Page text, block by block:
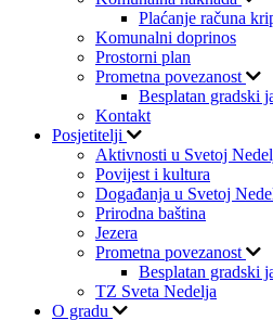
Plaćanje računa
Komunalni doprinos
Prostorni plan
Prometna povezanost
Besplatan gradski
Kontakt
Posjetitelji
Aktivnosti u Svetoj
Povijest i kultura
Događanja u Svetoj
Prirodna baština
Jezera
Prometna povezanost
Besplatan gradski
TZ Sveta Nedelja
O gradu